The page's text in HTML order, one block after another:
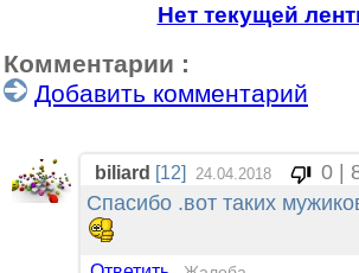
Нет текущей
Комментарии :
Добавить комментарий
biliard [12] 24.04.2018
0 |
Спасибо .вот таких